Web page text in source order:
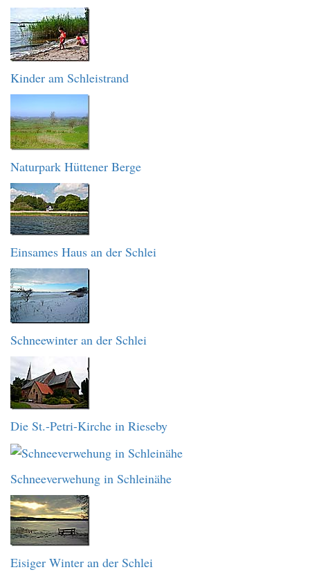
Kinder am Schleistrand
Naturpark Hüttener Berge
Einsames Haus an der Schlei
Schneewinter an der Schlei
Die St.-Petri-Kirche in Rieseby
Schneeverwehung in Schleinähe
Eisiger Winter an der Schlei